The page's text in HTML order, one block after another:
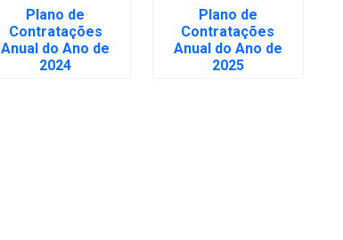
Plano de
Contratações
Anual do Ano de
2024
Plano de
Contratações
Anual do Ano de
2025